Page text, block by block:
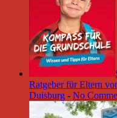
Ratgeber für Eltern
Duisburg - No